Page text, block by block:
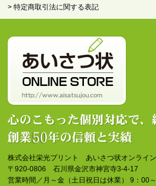
> 特定商取引法に関する表記
株式会社栄光プリント あいさつ状オンライ
〒920-0806 石川県金沢市神宮寺3-4-17
営業時間／月～金（土日祝日は休業） 9：